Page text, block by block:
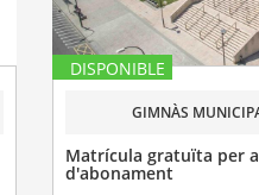
DISPONIBLE
GIMNÀS
Matrícula gratuïta per
d'abonament